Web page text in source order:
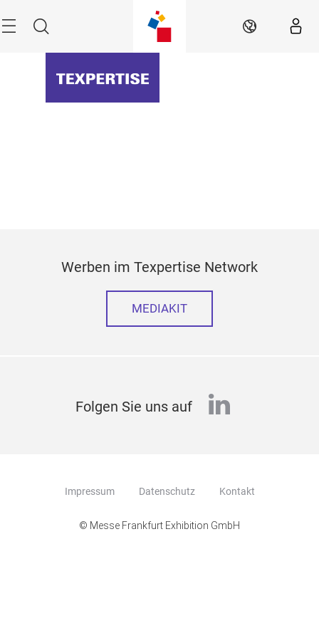
Suche DE
Werben im Texpertise Network
MEDIAKIT
Folgen Sie uns auf linkedin
Impressum Datenschutz Kontakt
© Messe Frankfurt Exhibition GmbH